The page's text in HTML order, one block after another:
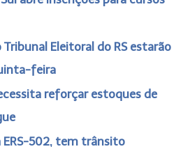
Eleitoral do RS estarão
feira
reforçar estoques de
ERS-502, tem trânsito